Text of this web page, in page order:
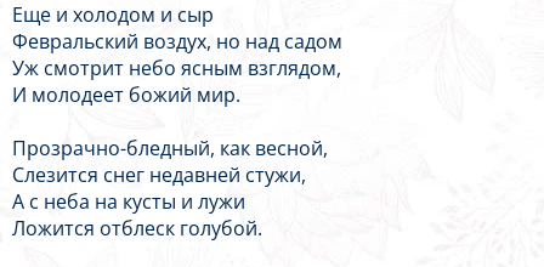
Еще и холодом и сыр
Февральский воздух, но над садом
Уж смотрит небо ясным взглядом,
И молодеет божий мир.
Прозрачно-бледный, как весной,
Слезится снег недавней стужи,
А с неба на кусты и лужи
Ложится отблеск голубой.